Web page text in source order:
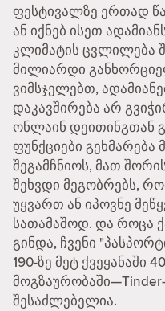
ფესტივალზე ერთად
ან იქნებ ისეთ
კლიმატის ცვლილება
მილიარდი
ვიმსჯელებთ,
დაკავშირება არ
ონლაინ დეითინგთან
ფუნქციები გეხმარება
შეგამჩნიოს, მათ
შეხვდი მეგობრებს,
უყვართ ან იპოვნე
სათამაშოდ. და როცა
გინდა, ჩვენი
190-ზე მეტ ქვეყანაში
შესაძლებელია.